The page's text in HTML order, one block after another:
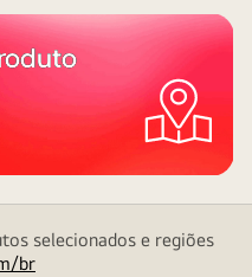
selecionados e regiões
br